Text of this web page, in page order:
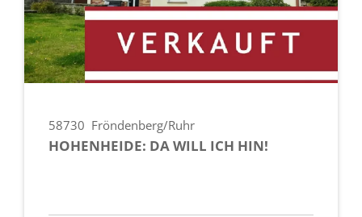
58730 Fröndenberg/Ruhr
HOHENHEIDE: DA WILL ICH HIN!